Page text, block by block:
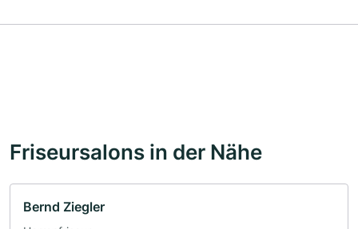
Friseursalons in der Nähe
Bernd Ziegler